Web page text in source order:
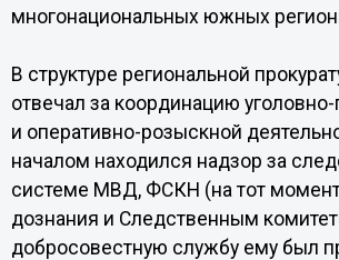
многонациональных южных
В структуре региональной
отвечал за координацию
и оперативно-розыскной
началом находился надзор за
системе МВД, ФСКН (на тот
дознания и Следственным
добросовестную службу ему был